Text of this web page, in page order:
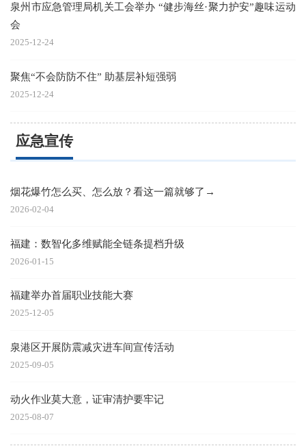
泉州市应急管理局机关工会举办 “健步海丝·聚力护安”趣味运动
会
2025-12-24
聚焦“不会防防不住” 助基层补短强弱
2025-12-24
应急宣传
烟花爆竹怎么买、怎么放？看这一篇就够了→
2026-02-04
福建：数智化多维赋能全链条提档升级
2026-01-15
福建举办首届职业技能大赛
2025-12-05
泉港区开展防震减灾进车间宣传活动
2025-09-05
动火作业莫大意，证审清护要牢记
2025-08-07